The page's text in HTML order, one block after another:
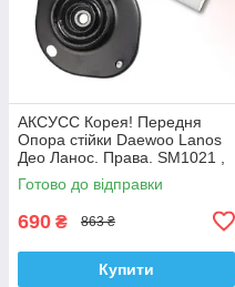
АКСУСС Корея! Передня
Опора стійки Daewoo Lanos
Део Ланос. Права. SM1021 ,
KB690.08
Готово до відправки
690 ₴ 863 ₴
Купити